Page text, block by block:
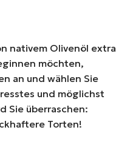
nativem Olivenöl extra
möchten,
an und wählen Sie
und möglichst
Sie überraschen:
Torten!